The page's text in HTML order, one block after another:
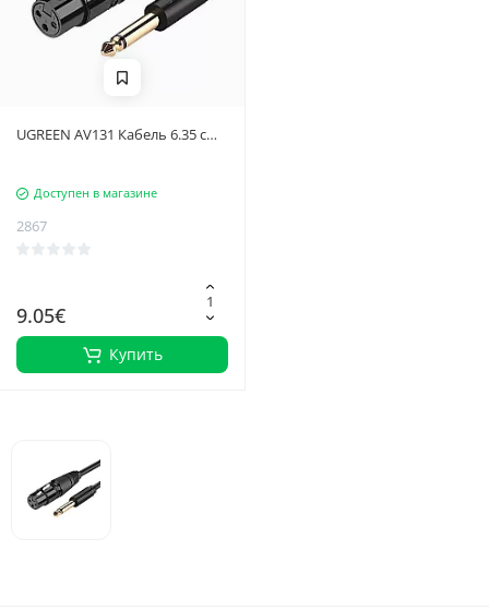
UGREEN AV131 Кабель 6.35 с
Доступен в магазине
2867
9.05€
Купить